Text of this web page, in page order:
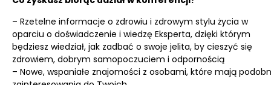
– Rzetelne informacje o zdrowiu i zdrowym stylu życia w
oparciu o doświadczenie i wiedzę Eksperta, dzięki którym
będziesz wiedział, jak zadbać o swoje jelita, by cieszyć się
zdrowiem, dobrym samopoczuciem i odpornością
– Nowe, wspaniałe znajomości z osobami, które mają